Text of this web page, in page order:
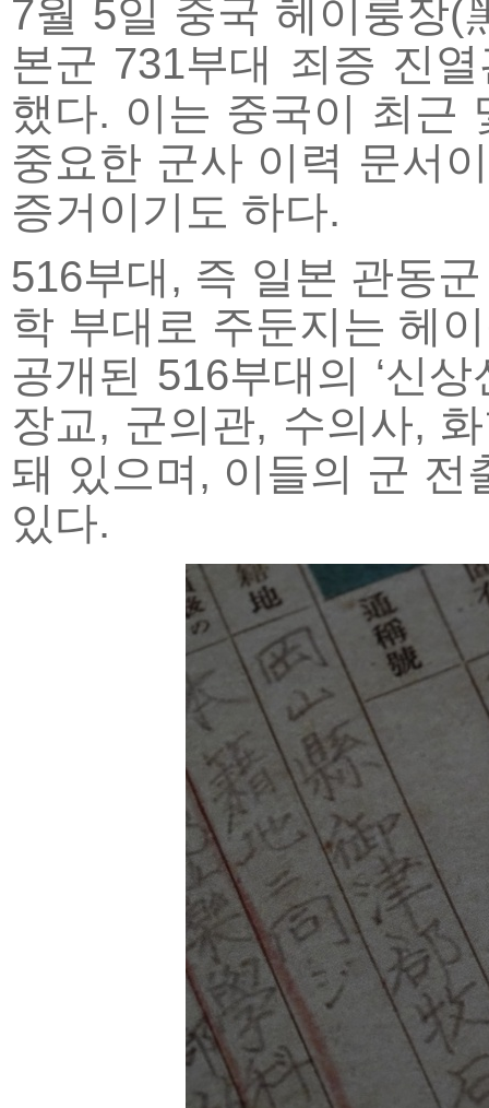
7월 5일 중국 헤이룽장(
본군 731부대 죄증 진열
했다. 이는 중국이 최근
중요한 군사 이력 문서
증거이기도 하다.
516부대, 즉 일본 관동
학 부대로 주둔지는 헤
공개된 516부대의 ‘신
장교, 군의관, 수의사,
돼 있으며, 이들의 군 전
있다.